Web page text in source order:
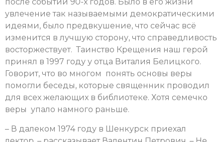
увлечение так называемыми демократическими
идеями, было предвкушение, что сейчас всё
изменится в лучшую сторону, что справедливость
восторжествует. Таинство Крещения наш герой
принял в 1997 году у отца Виталия Белицкого.
Говорит, что во многом понять основы веры
помогли беседы, которые священник проводил
для всех желающих в библиотеке. Хотя семечко
веры упало намного раньше.
– В далеком 1974 году в Шенкурск приехал